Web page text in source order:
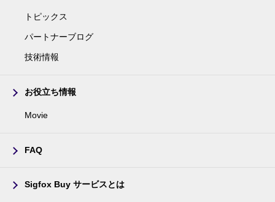
トピックス
パートナーブログ
技術情報
お役立ち情報
Movie
FAQ
Sigfox Buy サービスとは